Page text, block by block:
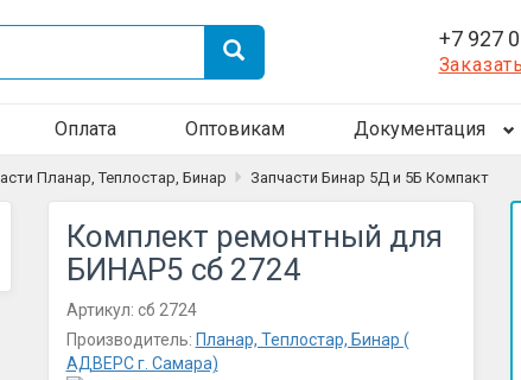
+7 927
Оплата Оптовикам Документация
Планар, Теплостар, Бинар Запчасти Бинар 5Д и 5Б Компакт
Комплект ремонтный для
БИНАР5 сб 2724
Артикул: сб 2724
Производитель: Планар, Теплостар, Бинар (
АДВЕРС г. Самара)